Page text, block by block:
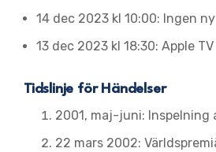
14 dec 2023 kl 10:00: Ingen
13 dec 2023 kl 18:30: Apple
Tidslinje för Händelser
2001, maj-juni: Inspelning
22 mars 2002: